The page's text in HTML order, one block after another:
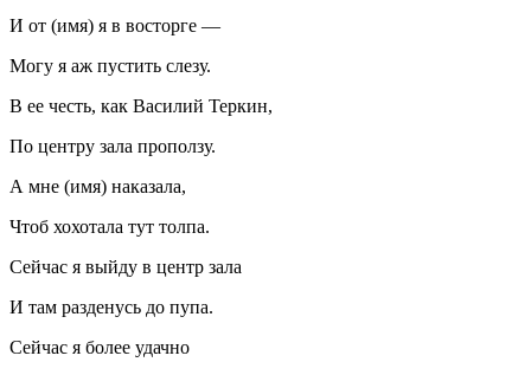
И от (имя) я в восторге —
Могу я аж пустить слезу.
В ее честь, как Василий Теркин,
По центру зала проползу.
А мне (имя) наказала,
Чтоб хохотала тут толпа.
Сейчас я выйду в центр зала
И там разденусь до пупа.
Сейчас я более удачно